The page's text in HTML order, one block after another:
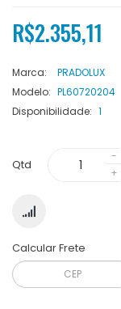
R$2.355,11
Marca:
PRADOLUX
Modelo: PL60720204
Disponibilidade: 1
Qtd
Calcular Frete